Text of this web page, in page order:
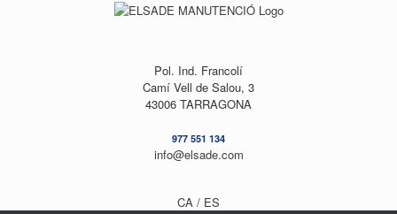
Pol. Ind. Francolí
Camí Vell de Salou, 3
43006 TARRAGONA
977 551 134
info@elsade.com
CA / ES